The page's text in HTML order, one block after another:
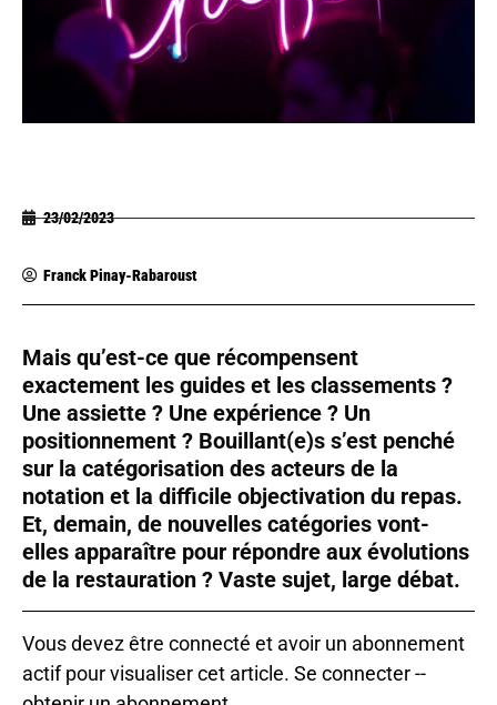
23/02/2023
Franck Pinay-Rabaroust
Mais qu’est-ce que récompensent
exactement les guides et les classements ?
Une assiette ? Une expérience ? Un
positionnement ? Bouillant(e)s s’est penché
sur la catégorisation des acteurs de la
notation et la difficile objectivation du repas.
Et, demain, de nouvelles catégories vont-
elles apparaître pour répondre aux évolutions
de la restauration ? Vaste sujet, large débat.
Vous devez être connecté et avoir un abonnement
actif pour visualiser cet article. Se connecter--